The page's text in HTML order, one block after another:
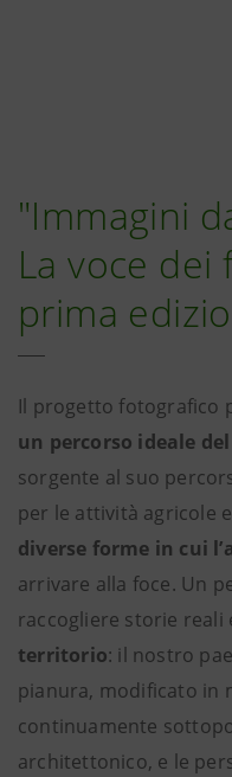
"Immagini
La voce dei
prima
Il progetto fotografico
un percorso ideale
sorgente al suo
per le attività agricole
diverse forme in cui
arrivare alla foce. Un
raccogliere storie reali
territorio: il nostro
pianura, modificato in
continuamente
architettonico, e le